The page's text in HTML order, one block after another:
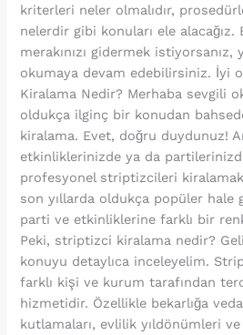
kriterleri neler olmalıdır,
nelerdir gibi konuları ele
merakınızı gidermek istiyorsanız,
okumaya devam edebilirsiniz. İyi
Kiralama Nedir? Merhaba sevgili
oldukça ilginç bir konudan
kiralama. Evet, doğru duydunuz!
etkinliklerinizde ya da
profesyonel striptizcileri
son yıllarda oldukça popüler hale
parti ve etkinliklerine farklı bir
Peki, striptizci kiralama nedir?
konuyu detaylıca inceleyelim.
farklı kişi ve kurum tarafından
hizmetidir. Özellikle bekarlığa
kutlamaları, evlilik yıldönümleri